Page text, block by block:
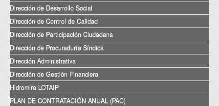
Dirección de Desarrollo Social
Dirección de Control de Calidad
Dirección de Participación Ciudadana
Dirección de Procuraduría Síndica
Dirección Administrativa
Dirección de Gestión Financiera
Hidromira LOTAIP
PLAN DE CONTRATACIÓN ANUAL (PAC)